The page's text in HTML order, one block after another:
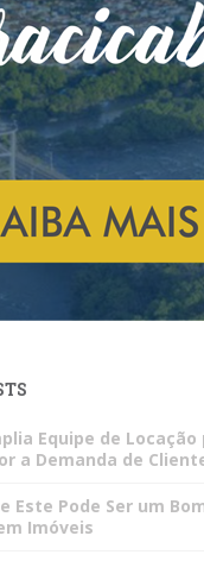
Equipe de Locação
a Demanda de
Este Pode Ser um
Imóveis